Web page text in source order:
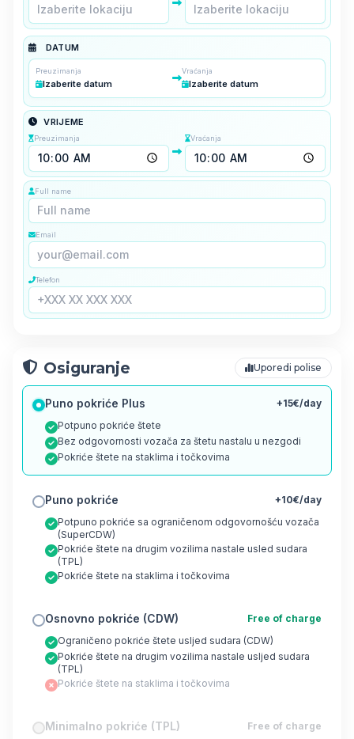
DATUM
Preuzimanja
Izaberite datum
Vraćanja
Izaberite datum
VRIJEME
Preuzimanja Vraćanja
Full name
Email
Telefon
Osiguranje Uporedi polise
Puno pokriće Plus
+15€/day
Potpuno pokriće štete
Bez odgovornosti vozača za štetu nastalu u nezgodi
Pokriće štete na staklima i točkovima
Puno pokriće
+10€/day
Potpuno pokriće sa ograničenom odgovornošću vozača
(SuperCDW)
Pokriće štete na drugim vozilima nastale usled sudara
(TPL)
Pokriće štete na staklima i točkovima
Osnovno pokriće (CDW)
Free of charge
Ograničeno pokriće štete usljed sudara (CDW)
Pokriće štete na drugim vozilima nastale usljed sudara
(TPL)
Pokriće štete na staklima i točkovima
Minimalno pokriće (TPL)
Free of charge